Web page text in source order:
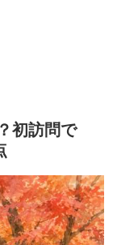
初訪問で